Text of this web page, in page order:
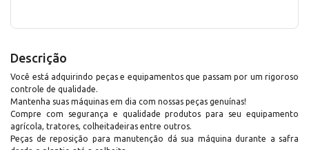
Descrição
Você está adquirindo peças e equipamentos que passam por um rigoroso
controle de qualidade.
Mantenha suas máquinas em dia com nossas peças genuínas!
Compre com segurança e qualidade produtos para seu equipamento
agrícola, tratores, colheitadeiras entre outros.
Peças de reposição para manutenção dá sua máquina durante a safra